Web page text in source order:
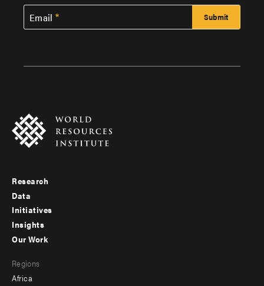
Email
Footer
menu
-
Research
Data
Initiatives
Insights
menu
Our Work
Regions
Africa